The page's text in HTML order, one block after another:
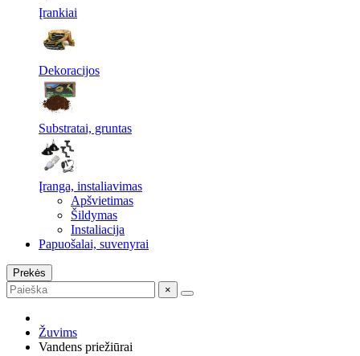
Įrankiai
Dekoracijos
Substratai, gruntas
Įranga, instaliavimas
Apšvietimas
Šildymas
Instaliacija
Papuošalai, suvenyrai
Prekės
×
Žuvims
Vandens priežiūrai